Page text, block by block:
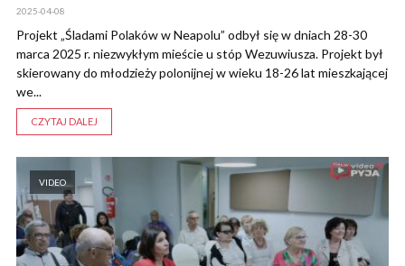
2025-04-08
Projekt „Śladami Polaków w Neapolu” odbył się w dniach 28-30
marca 2025 r. niezwykłym mieście u stóp Wezuwiusza. Projekt był
skierowany do młodzieży polonijnej w wieku 18-26 lat mieszkającej
we...
CZYTAJ DALEJ
VIDEO